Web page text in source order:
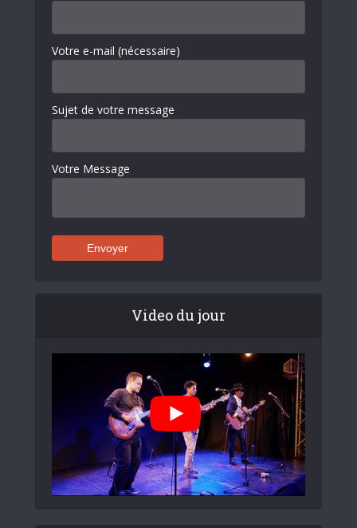
Votre e-mail (nécessaire)
Sujet de votre message
Votre Message
Video du jour